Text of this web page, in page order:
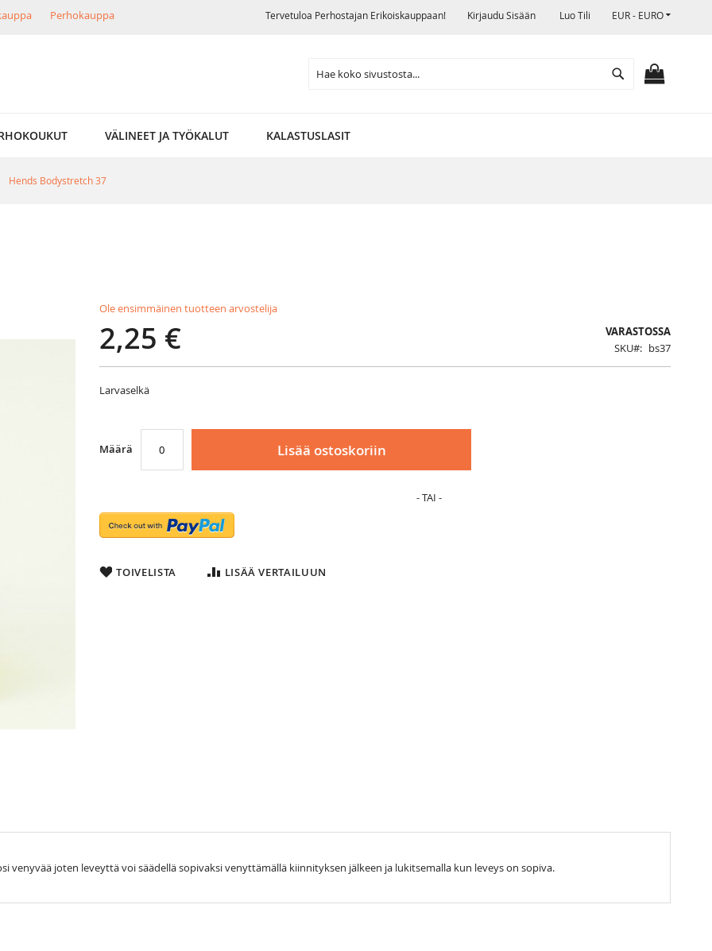
VALUUTTA
EUR - EURO
Tervetuloa Perhostajan Erikoiskauppaan! Kirjaudu Sisään Luo Tili
Perhokauppa
Search
VÄLINEET JA TYÖKALUT KALASTUSLASIT
Hends Bodystretch 37
Ole ensimmäinen tuotteen arvostelija
2,25 €
VARASTOSSA
SKU
bs37
Larvaselkä
Määrä Lisää ostoskoriin
TOIVELISTA LISÄÄ VERTAILUUN
venyvää joten leveyttä voi säädellä sopivaksi venyttämällä kiinnityksen jälkeen ja lukitsemalla kun leveys on sopiva.